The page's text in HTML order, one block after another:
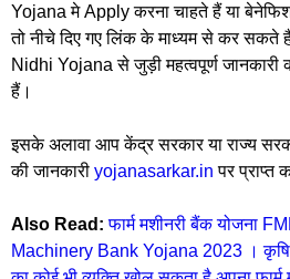
Yojana मे Apply करना चाहते हैं या
तो नीचे दिए गए लिंक के माध्यम से कर
Nidhi Yojana से जुड़ी महत्वपूर्ण
हैं।
इसके अलावा आप केंद्र सरकार या राज्य
की जानकारी yojanasarkar.in पर प्राप्त
Also Read: फार्म मशीनरी बैंक योजना
Machinery Bank Yojana 2023 ।